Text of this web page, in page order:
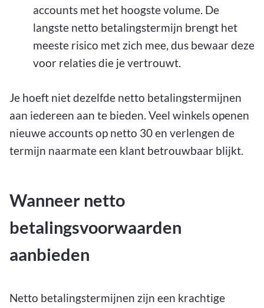
accounts met het hoogste volume. De
langste netto betalingstermijn brengt het
meeste risico met zich mee, dus bewaar deze
voor relaties die je vertrouwt.
Je hoeft niet dezelfde netto betalingstermijnen
aan iedereen aan te bieden. Veel winkels openen
nieuwe accounts op netto 30 en verlengen de
termijn naarmate een klant betrouwbaar blijkt.
Wanneer netto
betalingsvoorwaarden
aanbieden
Netto betalingstermijnen zijn een krachtige